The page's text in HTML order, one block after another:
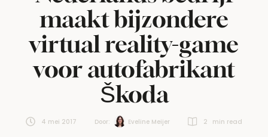
maakt bijzondere
virtual reality-game
voor autofabrikant
Škoda
4 mei 2017 Door: Eveline Meijer 2 min read